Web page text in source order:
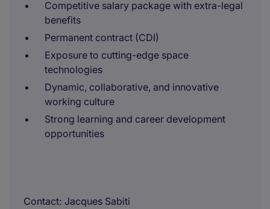
Competitive salary package with extra-legal
benefits
Permanent contract (CDI)
Exposure to cutting-edge space
technologies
Dynamic, collaborative, and innovative
working culture
Strong learning and career development
opportunities
Contact Jacques Sabiti